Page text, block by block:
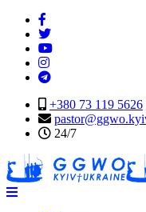
+380 73 119 5626
24/7
Navigation